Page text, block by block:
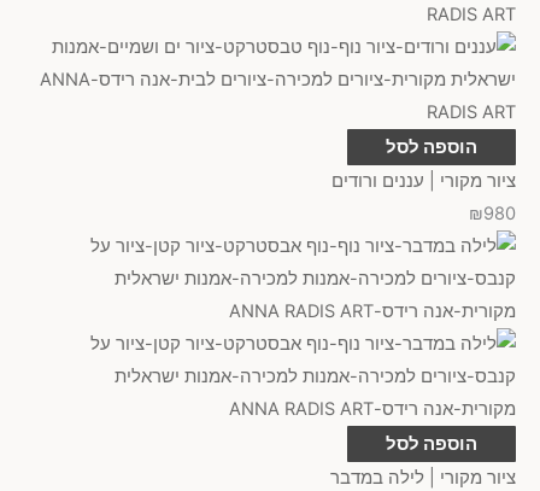
אופקי או אנכי(
0
)
ריבוע(
0
)
עיגול(
0
)
זוג בסידור אנכי(
0
)
לנקות הכל
הוספה לסל
ציור מקורי | עננים ורודים
₪980
הוספה לסל
ציור מקורי | לילה במדבר